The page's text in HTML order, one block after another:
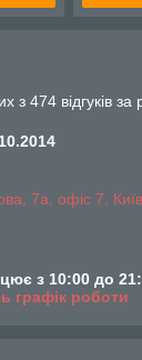
з 474 відгуків за
7а, офіс 7,
з 10:00 до
графік роботи